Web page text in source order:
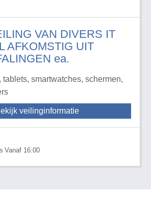
VAN DIVERS IT
AFKOMSTIG UIT
ea.
tablets, smartwatches, schermen,
veilinginformatie
Vanaf 16:00